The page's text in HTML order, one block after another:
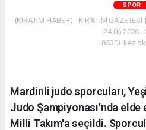
SPOR
(KIRATIM HABER) - KIR'ATIM
24.06.2026 -
8530+ kez
Mardinli judo sporcuları,
Judo Şampiyonası'nda
Milli Takım'a seçildi.